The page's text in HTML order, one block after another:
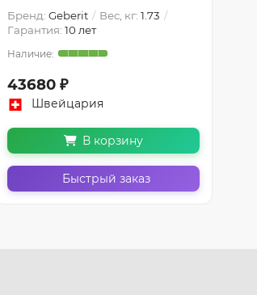
Бренд: Geberit Вес, кг: 1.73
Гарантия: 10 лет
43680 ₽
Швейцария
В корзину
Быстрый заказ